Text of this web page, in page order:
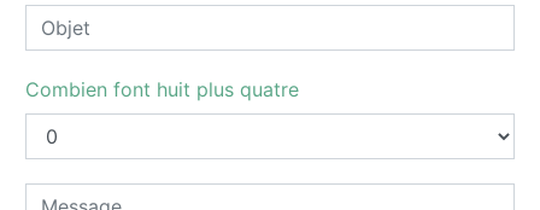
Combien font huit plus quatre